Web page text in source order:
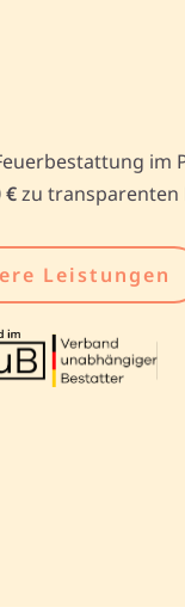
im
€zu transparenten
Leistungen